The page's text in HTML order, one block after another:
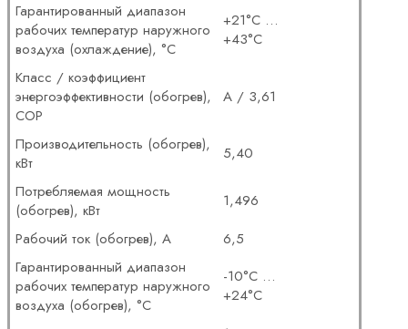
Гарантированный диапазон
рабочих температур наружного
воздуха (охлаждение), °С
+21°C …
+43°С
Класс / коэффициент
энергоэффективности (обогрев),
COP
А / 3,61
Производительность (обогрев),
кВт
5,40
Потребляемая мощность
(обогрев), кВт
1,496
Рабочий ток (обогрев), А
6,5
Гарантированный диапазон
рабочих температур наружного
воздуха (обогрев), °С
-10°C …
+24°C